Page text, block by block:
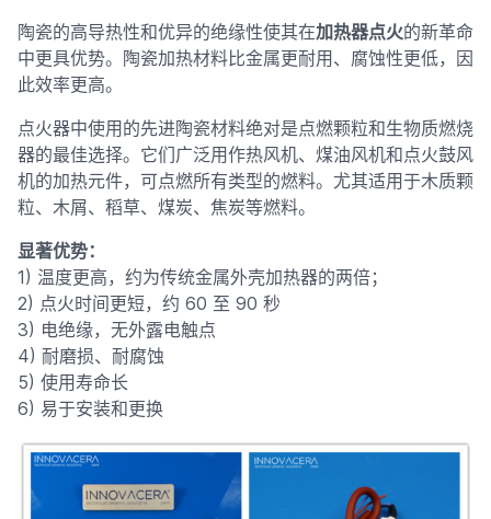
陶瓷的高导热性和优异的绝缘性使其在加热器点火的新革命
中更具优势。陶瓷加热材料比金属更耐用、腐蚀性更低，因
此效率更高。
点火器中使用的先进陶瓷材料绝对是点燃颗粒和生物质燃烧
器的最佳选择。它们广泛用作热风机、煤油风机和点火鼓风
机的加热元件，可点燃所有类型的燃料。尤其适用于木质颗
粒、木屑、稻草、煤炭、焦炭等燃料。
显著优势：
1) 温度更高，约为传统金属外壳加热器的两倍；
2) 点火时间更短，约 60 至 90 秒
3) 电绝缘，无外露电触点
4) 耐磨损、耐腐蚀
5) 使用寿命长
6) 易于安装和更换